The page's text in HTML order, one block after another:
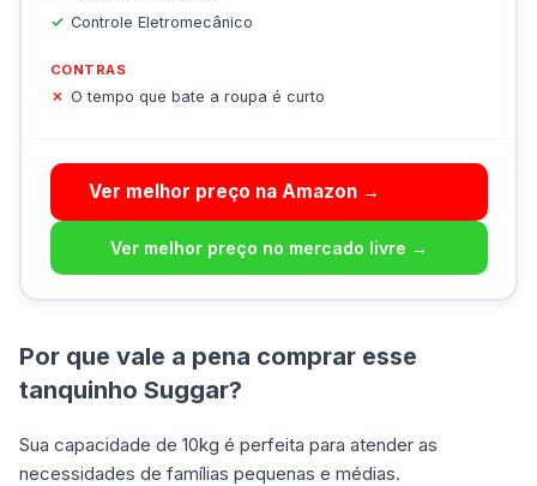
Controle Eletromecânico
CONTRAS
O tempo que bate a roupa é curto
Ver melhor preço na Amazon →
Ver melhor preço no mercado livre →
Por que vale a pena comprar esse
tanquinho Suggar?
Sua capacidade de 10kg é perfeita para atender as
necessidades de famílias pequenas e médias.